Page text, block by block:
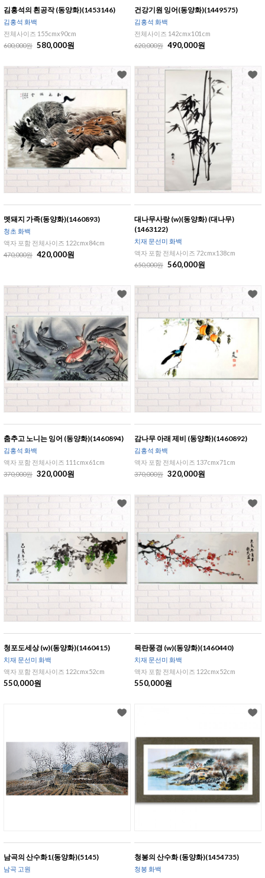
김홍석의 흰공작 (동양화)(1453146)
김홍석 화백
전체사이즈 155cmx90cm
600,000원 580,000원
건강기원 잉어(동양화)(1449575)
김홍석 화백
전체사이즈 142cmx101cm
620,000원 490,000원
멧돼지 가족(동양화)(1460893)
청초 화백
액자 포함 전체사이즈 122cmx84cm
470,000원 420,000원
대나무사랑 (w)(동양화) (대나무)
(1463122)
치재 문선미 화백
액자 포함 전체사이즈 72cmx138cm
650,000원 560,000원
춤추고 노니는 잉어 (동양화)(1460894)
김홍석 화백
액자 포함 전체사이즈 111cmx61cm
370,000원 320,000원
감나무 아래 제비 (동양화)(1460892)
김홍석 화백
액자 포함 전체사이즈 137cmx71cm
370,000원 320,000원
청포도세상 (w)(동양화)(1460415)
치재 문선미 화백
액자 포함 전체사이즈 122cmx52cm
550,000원
목란풍경 (w)(동양화)(1460440)
치재 문선미 화백
액자 포함 전체사이즈 122cmx52cm
550,000원
남곡의 산수화1(동양화)(5145)
남곡 고원
청봉의 산수화 (동양화)(1454735)
청봉 화백